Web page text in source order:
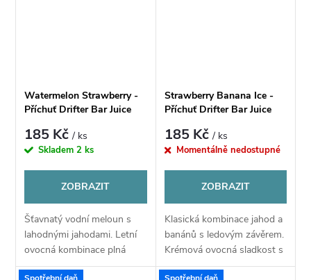
Watermelon Strawberry -
Příchuť Drifter Bar Juice
185 Kč/ ks
Skladem2 ks
ZOBRAZIT
Šťavnatý vodní meloun s
lahodnými jahodami. Letní
ovocná kombinace plná
svěžesti.
Strawberry Banana Ice -
Příchuť Drifter Bar Juice
185 Kč/ ks
Momentálně nedostupné
ZOBRAZIT
Klasická kombinace jahod a
banánů s ledovým závěrem.
Krémová ovocná sladkost s
chladivým efektem.
Spotřební daň Spotřební daň